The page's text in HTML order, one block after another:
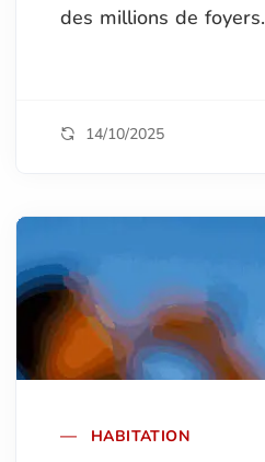
des millions de foyers.
14/10/2025
HABITATION